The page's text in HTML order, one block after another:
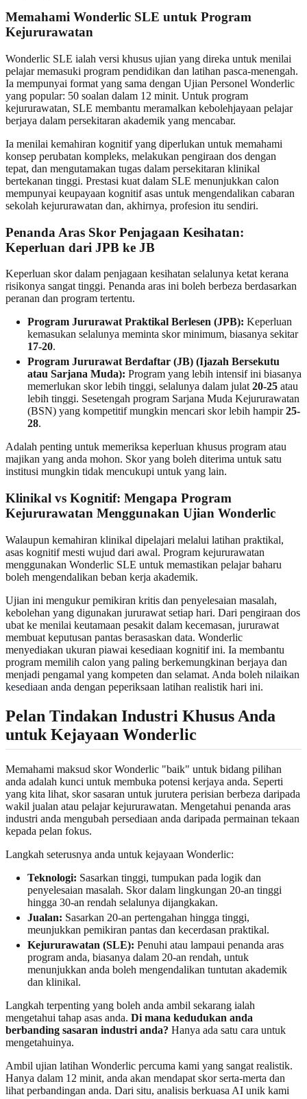
Memahami Wonderlic SLE untuk Program
Kejururawatan
Wonderlic SLE ialah versi khusus ujian yang direka untuk menilai
pelajar memasuki program pendidikan dan latihan pasca-menengah.
Ia mempunyai format yang sama dengan Ujian Personel Wonderlic
yang popular: 50 soalan dalam 12 minit. Untuk program
kejururawatan, SLE membantu meramalkan kebolehjayaan pelajar
berjaya dalam persekitaran akademik yang mencabar.
Ia menilai kemahiran kognitif yang diperlukan untuk memahami
konsep perubatan kompleks, melakukan pengiraan dos dengan
tepat, dan mengutamakan tugas dalam persekitaran klinikal
bertekanan tinggi. Prestasi kuat dalam SLE menunjukkan calon
mempunyai keupayaan kognitif asas untuk mengendalikan cabaran
sekolah kejururawatan dan, akhirnya, profesion itu sendiri.
Penanda Aras Skor Penjagaan Kesihatan:
Keperluan dari JPB ke JB
Keperluan skor dalam penjagaan kesihatan selalunya ketat kerana
risikonya sangat tinggi. Penanda aras ini boleh berbeza berdasarkan
peranan dan program tertentu.
Program Jururawat Praktikal Berlesen (JPB): Keperluan
kemasukan selalunya meminta skor minimum, biasanya sekitar
17-20.
Program Jururawat Berdaftar (JB) (Ijazah Bersekutu
atau Sarjana Muda): Program yang lebih intensif ini biasanya
memerlukan skor lebih tinggi, selalunya dalam julat 20-25 atau
lebih tinggi. Sesetengah program Sarjana Muda Kejururawatan
(BSN) yang kompetitif mungkin mencari skor lebih hampir25-
28.
Adalah penting untuk memeriksa keperluan khusus program atau
majikan yang anda mohon. Skor yang boleh diterima untuk satu
institusi mungkin tidak mencukupi untuk yang lain.
Klinikal vs Kognitif: Mengapa Program
Kejururawatan Menggunakan Ujian Wonderlic
Walaupun kemahiran klinikal dipelajari melalui latihan praktikal,
asas kognitif mesti wujud dari awal. Program kejururawatan
menggunakan Wonderlic SLE untuk memastikan pelajar baharu
boleh mengendalikan beban kerja akademik.
Ujian ini mengukur pemikiran kritis dan penyelesaian masalah,
kebolehan yang digunakan jururawat setiap hari. Dari pengiraan dos
ubat ke menilai keutamaan pesakit dalam kecemasan, jururawat
membuat keputusan pantas berasaskan data. Wonderlic
menyediakan ukuran piawai kesediaan kognitif ini. Ia membantu
program memilih calon yang paling berkemungkinan berjaya dan
menjadi pengamal yang kompeten dan selamat. Anda boleh nilaikan
kesediaan anda dengan peperiksaan latihan realistik hari ini.
Pelan Tindakan Industri Khusus Anda
untuk Kejayaan Wonderlic
Memahami maksud skor Wonderlic "baik" untuk bidang pilihan
anda adalah kunci untuk membuka potensi kerjaya anda. Seperti
yang kita lihat, skor sasaran untuk jurutera perisian berbeza daripada
wakil jualan atau pelajar kejururawatan. Mengetahui penanda aras
industri anda mengubah persediaan anda daripada permainan tekaan
kepada pelan fokus.
Langkah seterusnya anda untuk kejayaan Wonderlic:
Teknologi: Sasarkan tinggi, tumpukan pada logik dan
penyelesaian masalah. Skor dalam lingkungan 20-an tinggi
hingga 30-an rendah selalunya dijangkakan.
Jualan: Sasarkan 20-an pertengahan hingga tinggi,
meunjukkan pemikiran pantas dan kecerdasan praktikal.
Kejururawatan (SLE): Penuhi atau lampaui penanda aras
program anda, biasanya dalam 20-an rendah, untuk
menunjukkan anda boleh mengendalikan tuntutan akademik
dan klinikal.
Langkah terpenting yang boleh anda ambil sekarang ialah
mengetahui tahap asas anda. Di mana kedudukan anda
berbanding sasaran industri anda? Hanya ada satu cara untuk
mengetahuinya.
Ambil ujian latihan Wonderlic percuma kami yang sangat realistik.
Hanya dalam 12 minit, anda akan mendapat skor serta-merta dan
lihat perbandingan anda. Dari situ, analisis berkuasa AI unik kami